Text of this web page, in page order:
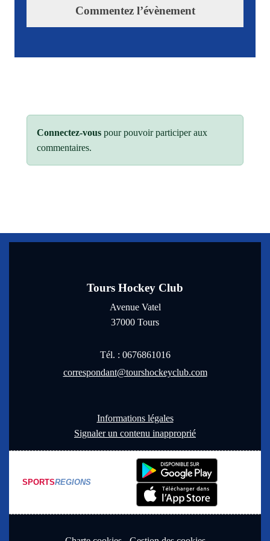
Commentez l’évènement
Connectez-vous pour pouvoir participer aux
commentaires.
Tours Hockey Club
Avenue Vatel
37000 Tours
Tél. : 0676861016
correspondant@tourshockeyclub.com
Informations légales
Signaler un contenu inapproprié
SPORTSREGIONS